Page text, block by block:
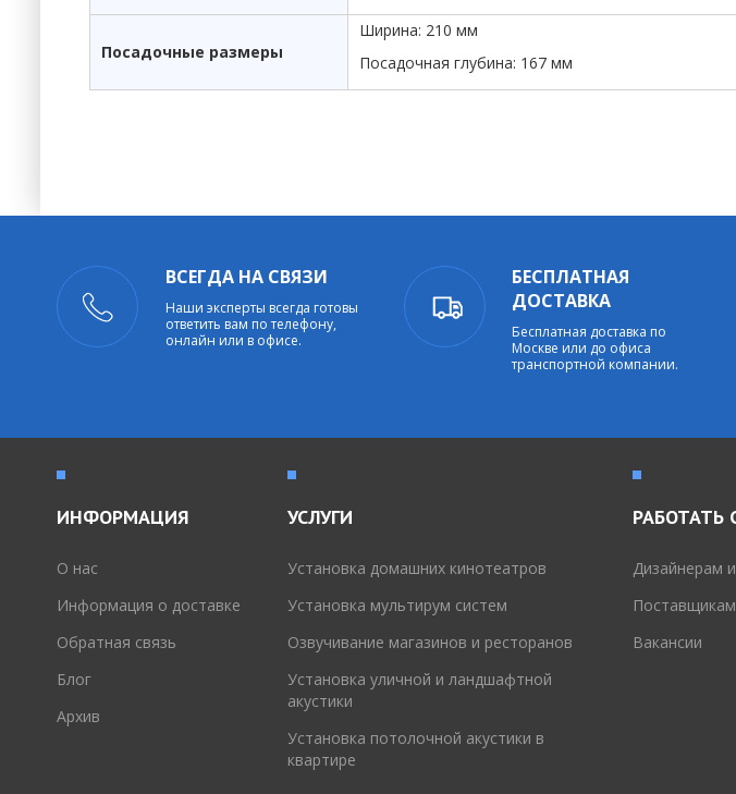
Посадочные размеры
Ширина: 210 мм
Посадочная глубина: 167 мм
ВСЕГДА НА СВЯЗИ
Наши эксперты всегда готовы
ответить вам по телефону,
онлайн или в офисе.
БЕСПЛАТНАЯ
ДОСТАВКА
Бесплатная доставка по
Москве или до офиса
транспортной компании.
ИНФОРМАЦИЯ
O нас
Информация о доставке
Обратная связь
Блог
Архив
УСЛУГИ
Установка домашних кинотеатров
Установка мультирум систем
Озвучивание магазинов и ресторанов
Установка уличной и ландшафтной
акустики
Установка потолочной акустики в
квартире
РАБОТАТЬ
Дизайнерам
Вакансии